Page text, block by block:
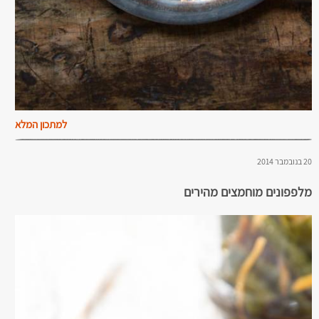
למתכון המלא
20 בנובמבר 2014
מלפפונים מוחמצים מהירים